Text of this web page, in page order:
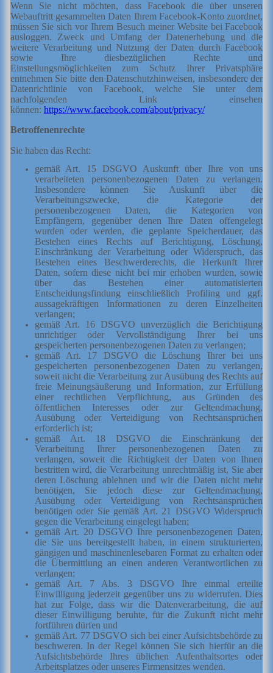
Wenn Sie nicht möchten, dass Facebook die über unseren
Webauftritt gesammelten Daten Ihrem Facebook-Konto zuordnet,
müssen Sie sich vor Ihrem Besuch meiner Website bei Facebook
ausloggen. Zweck und Umfang der Datenerhebung und die
weitere Verarbeitung und Nutzung der Daten durch Facebook
sowie Ihre diesbezüglichen Rechte und
Einstellungsmöglichkeiten zum Schutz Ihrer Privatsphäre
entnehmen Sie bitte den Datenschutzhinweisen, insbesondere der
Datenrichtlinie von Facebook, welche Sie unter dem
nachfolgenden Link einsehen
können: https://www.facebook.com/about/privacy/
Betroffenenrechte
Sie haben das Recht:
gemäß Art. 15 DSGVO Auskunft über Ihre von uns
verarbeiteten personenbezogenen Daten zu verlangen.
Insbesondere können Sie Auskunft über die
Verarbeitungszwecke, die Kategorie der
personenbezogenen Daten, die Kategorien von
Empfängern, gegenüber denen Ihre Daten offengelegt
wurden oder werden, die geplante Speicherdauer, das
Bestehen eines Rechts auf Berichtigung, Löschung,
Einschränkung der Verarbeitung oder Widerspruch, das
Bestehen eines Beschwerderechts, die Herkunft Ihrer
Daten, sofern diese nicht bei mir erhoben wurden, sowie
über das Bestehen einer automatisierten
Entscheidungsfindung einschließlich Profiling und ggf.
aussagekräftigen Informationen zu deren Einzelheiten
verlangen;
gemäß Art. 16 DSGVO unverzüglich die Berichtigung
unrichtiger oder Vervollständigung Ihrer bei uns
gespeicherten personenbezogenen Daten zu verlangen;
gemäß Art. 17 DSGVO die Löschung Ihrer bei uns
gespeicherten personenbezogenen Daten zu verlangen,
soweit nicht die Verarbeitung zur Ausübung des Rechts auf
freie Meinungsäußerung und Information, zur Erfüllung
einer rechtlichen Verpflichtung, aus Gründen des
öffentlichen Interesses oder zur Geltendmachung,
Ausübung oder Verteidigung von Rechtsansprüchen
erforderlich ist;
gemäß Art. 18 DSGVO die Einschränkung der
Verarbeitung Ihrer personenbezogenen Daten zu
verlangen, soweit die Richtigkeit der Daten von Ihnen
bestritten wird, die Verarbeitung unrechtmäßig ist, Sie aber
deren Löschung ablehnen und wir die Daten nicht mehr
benötigen, Sie jedoch diese zur Geltendmachung,
Ausübung oder Verteidigung von Rechtsansprüchen
benötigen oder Sie gemäß Art. 21 DSGVO Widerspruch
gegen die Verarbeitung eingelegt haben;
gemäß Art. 20 DSGVO Ihre personenbezogenen Daten,
die Sie uns bereitgestellt haben, in einem strukturierten,
gängigen und maschinenlesebaren Format zu erhalten oder
die Übermittlung an einen anderen Verantwortlichen zu
verlangen;
gemäß Art. 7 Abs. 3 DSGVO Ihre einmal erteilte
Einwilligung jederzeit gegenüber uns zu widerrufen. Dies
hat zur Folge, dass wir die Datenverarbeitung, die auf
dieser Einwilligung beruhte, für die Zukunft nicht mehr
fortführen dürfen und
gemäß Art. 77 DSGVO sich bei einer Aufsichtsbehörde zu
beschweren. In der Regel können Sie sich hierfür an die
Aufsichtsbehörde Ihres üblichen Aufenthaltsortes oder
Arbeitsplatzes oder unseres Firmensitzes wenden.